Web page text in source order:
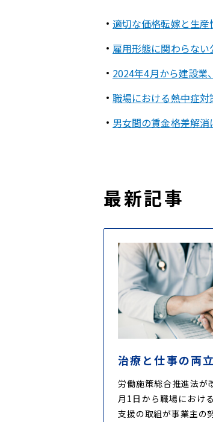
適切な価格転嫁と生
雇用形態に関わらな
2024年4月から建設業
職場における熱中症対
男女間の賃金格差解消
最新記事
治療と仕事の両
労働施策総合推進法が
月1日から職場におけ
支援の取組が事業主の